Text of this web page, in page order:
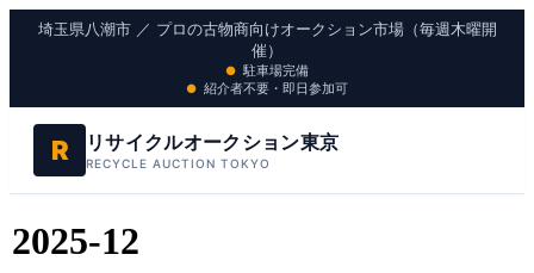
埼玉県八潮市 ／ プロの古物商向けオークション市場（毎週木曜開
催）
駐車場完備
紹介者不要・即日参加可
R リサイクルオークション東京
RECYCLE AUCTION TOKYO
2025-12